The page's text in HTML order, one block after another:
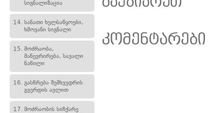
სიგნალიზაცია
14. სანათი ხელსაწყოები,
ხმოვანი სიგნალი
15. მოძრაობა,
მანევრირება, სავალი
ნაწილი
16. გასწრება შემხვედრის
გვერდის ავლით
17. მოძრაობის სიჩქარე
კომენტარები